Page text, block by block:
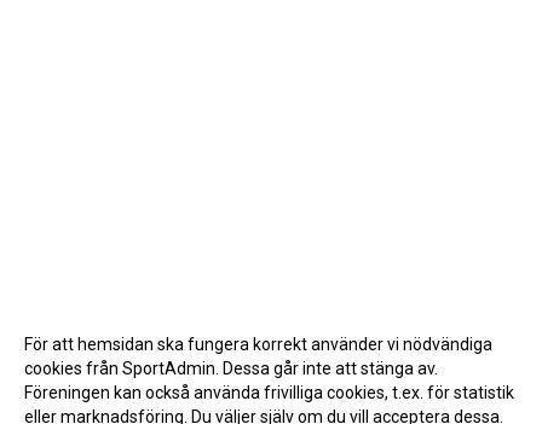
För att hemsidan ska fungera korrekt använder vi nödvändiga
cookies från SportAdmin. Dessa går inte att stänga av.
Föreningen kan också använda frivilliga cookies, t.ex. för statistik
eller marknadsföring. Du väljer själv om du vill acceptera dessa.